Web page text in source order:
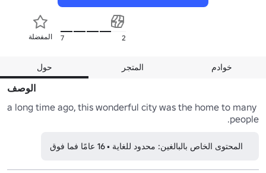
المفضلة 7 2
حول المتجر خوادم
الوصف
a long time ago, this wonderful city was the home to many
people.
المحتوى الخاص بالبالغين: محدود للغاية • 16 عامًا فما فوق